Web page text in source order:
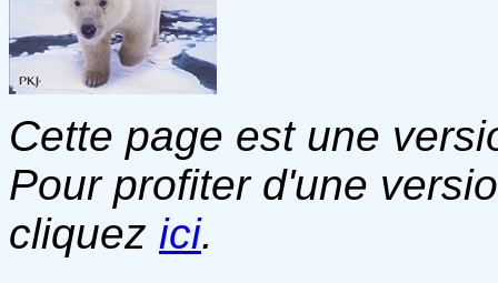
Cette page est une
Pour profiter d'une
cliquez ici.